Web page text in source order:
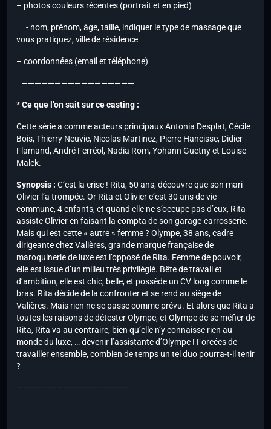
– photos couleurs récentes (portrait et en pied)
- nom, prénom, âge, taille, indiquer le type de massage que
vous pratiquez, ville de résidence
– coordonnées (email et téléphone)
—————————————————
* Ce que l’on sait sur ce casting :
Cette série a comme acteurs principaux Antonia Desplat, Cécile
Bois, Thierry Neuvic, Nicolas Martinez, Pierre Hancisse, Didier
Flamand, André Ferréol, Nadia Rom, Yohann Guetny et Louise
Malek.
Synopsis : C’est la crise ! Rita, 50 ans, découvre que son mari
Olivier l’a trompée. Or Rita et Olivier c’est 30 ans de vie
commune, 4 enfants, et quand elle ne s’occupe pas d’eux, Rita
assiste Olivier en faisant la compta de son garage-carrosserie.
Mais qui est cette « autre » femme ? Olympe, 38 ans, cadre
dirigeante chez Valières, grande marque française de
maroquinerie de luxe est l’opposé de Rita. Femme de pouvoir,
elle est issue d’un milieu très privilégié. Bête de travail et
d’ambition, elle est chic, belle, et possède un CV long comme le
bras. Rita décide de la confronter et se rend au siège de
Valières. Mais rien ne se passe comme prévu. Et alors que Rita a
toutes les raisons de détester Olympe, et Olympe de se méfier de
Rita, Rita va au contraire, bien qu’elle n’y connaisse rien au
monde du luxe, … devenir l’assistante d’Olympe ! Forcées de
travailler ensemble, combien de temps un tel duo pourra-t-il tenir
?
—————————————————